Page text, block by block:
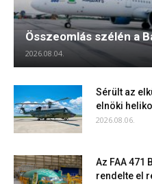
Összeomlás szélén a
2026.08.04.
Sérült az
elnöki
2026.08.06.
Az FAA 471
rendelte el